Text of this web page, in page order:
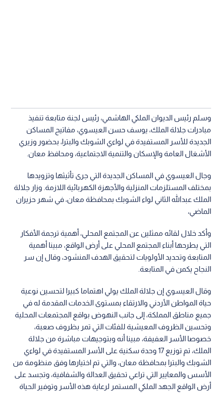
وسلم رئيس الديوان الملكي الهاشمي، رئيس لجنة متابعة تنفيذ
مبادرات جلالة الملك، يوسف حسن العيسوي، مفاتيح المساكن
الجديدة للأسر المستفيدة في لواءي الشوبك والبترا، بحضور وزيري
الأشغال العامة والإسكان والتنمية الاجتماعية، ومحافظ معان.
وجال العيسوي في المساكن الجديدة التي جرى تأثيثها وتزويدها
بمختلف المستلزمات المنزلية والأجهزة الكهربائية اللازمة. وزار جلالة
الملك عبدالله الثاني لواء الشوبك بمحافظة معان، في شهر حزيران
الماضي،
وأكد خلال لقائه ممثلين عن المجتمع المحلي، أهمية ترجمة الأفكار
التي يطرحها أبناء المجتمع المحلي على أرض الواقع، مبينا أهمية
المتابعة وتحديد الأولويات لتحقيق الهدف المنشود، وقال إن سر
النجاح يكمن في المتابعة.
وقال العيسوي إن جلالة الملك يولي اهتماما كبيرا لتحسين نوعية
حياة المواطن الأردني والارتقاء بمستوى الخدمات المقدمة له في
جميع مناطق المملكة، إلى جانب النهوض بواقع المجتمعات المحلية
وتحسين الظروف المعيشية للفئات التي تمر بظروف صعبة،
خصوصا الأسر العفيفة، مبينا أنه وبتوجيهات مباشرة من جلالة
الملك، تم توزيع 17 وحدة سكنية على الأسر المستفيدة في لواءي
الشوبك والبترا بمحافظة معان، والتي تم اختيارها وفق منظومة من
الأسس والمعايير التي تراعي تحقيق العدالة والشفافية، وتجسد على
أرض الواقع الجهد الملكي المستمر لرعاية هذه الأسر وتوفير الحياة